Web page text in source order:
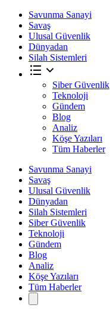
Savunma Sanayi
Savaş
Ulusal Güvenlik
Dünyadan
Silah Sistemleri
Siber Güvenlik
Teknoloji
Gündem
Blog
Analiz
Köşe Yazıları
Tüm Haberler
Savunma Sanayi
Savaş
Ulusal Güvenlik
Dünyadan
Silah Sistemleri
Siber Güvenlik
Teknoloji
Gündem
Blog
Analiz
Köşe Yazıları
Tüm Haberler